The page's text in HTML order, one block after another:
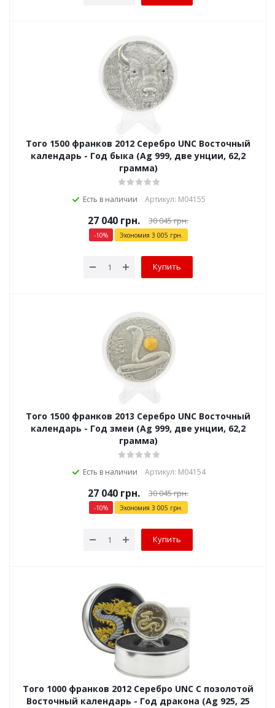
Того 1500 франков 2012 Серебро UNC Восточный
календарь - Год быка (Ag 999, две унции, 62,2
грамма)
Есть в наличии Артикул: М04155
27 040 грн. 30 045грн.
-10% Экономия 3 005 грн.
Купить
Того 1500 франков 2013 Серебро UNC Восточный
календарь - Год змеи (Ag 999, две унции, 62,2
грамма)
Есть в наличии Артикул: М04154
27 040 грн. 30 045грн.
-10% Экономия 3 005 грн.
Купить
Того 1000 франков 2012 Серебро UNC С позолотой
Восточный календарь - Год дракона (Ag 925, 25